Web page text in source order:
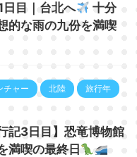
日目｜台北へ
十分
的な雨の九份を満喫
チャー 北陸 旅行年
記3日目】恐竜博物館
満喫の最終日